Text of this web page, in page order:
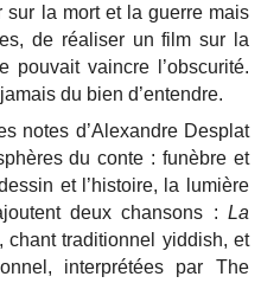
la mort et la guerre mais
de réaliser un film sur la
vaincre l’obscurité.
du bien d’entendre.
notes d’Alexandre Desplat
du conte : funèbre et
et l’histoire, la lumière
deux chansons : La
chant traditionnel yiddish, et
interprétées par The